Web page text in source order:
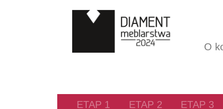
O
ETAP 1 ETAP 2 ETAP 3